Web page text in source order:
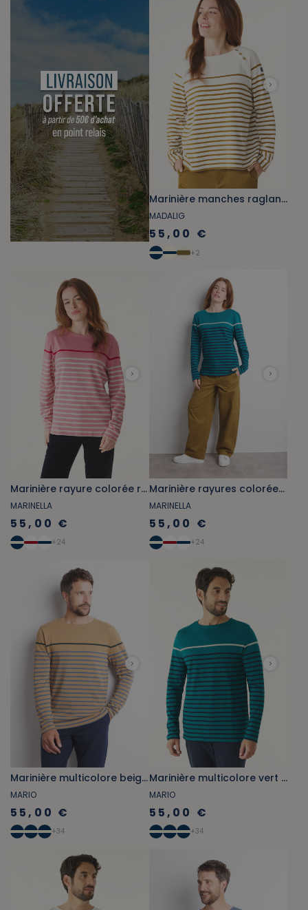
Marinière manches raglantes écru et marron bronze
MADALIG
55,00 €
+2
Marinière rayure colorée rose pivoine et rouge carmin
MARINELLA
55,00 €
+24
Marinière rayures colorées vert émeraude et bleu marine
MARINELLA
55,00 €
+24
Marinière multicolore beige foncé et gris bleuté
MARIO
55,00 €
+34
Marinière multicolore vert émeraude et bleu marine
MARIO
55,00 €
+34